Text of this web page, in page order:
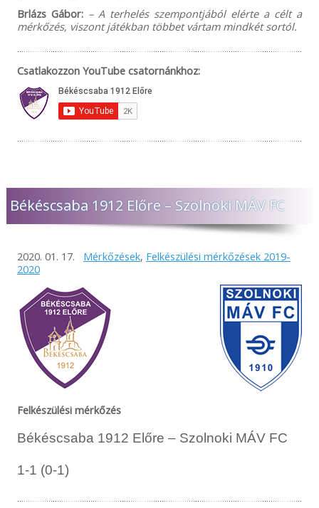
Brlázs Gábor: – A terhelés szempontjából elérte a célt a
mérkőzés, viszont játékban többet vártam mindkét sortól.
Csatlakozzon YouTube csatornánkhoz:
Békéscsaba 1912 Előre – Szolnoki MÁV FC
2020. 01. 17. Mérkőzések, Felkészülési mérkőzések 2019-
2020
Felkészülési mérkőzés
Békéscsaba 1912 Előre – Szolnoki MÁV FC
1-1 (0-1)